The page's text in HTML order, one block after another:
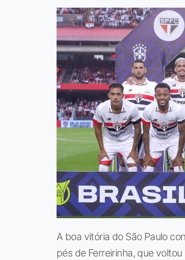
A boa vitória do São Paulo
pés de Ferreirinha, que